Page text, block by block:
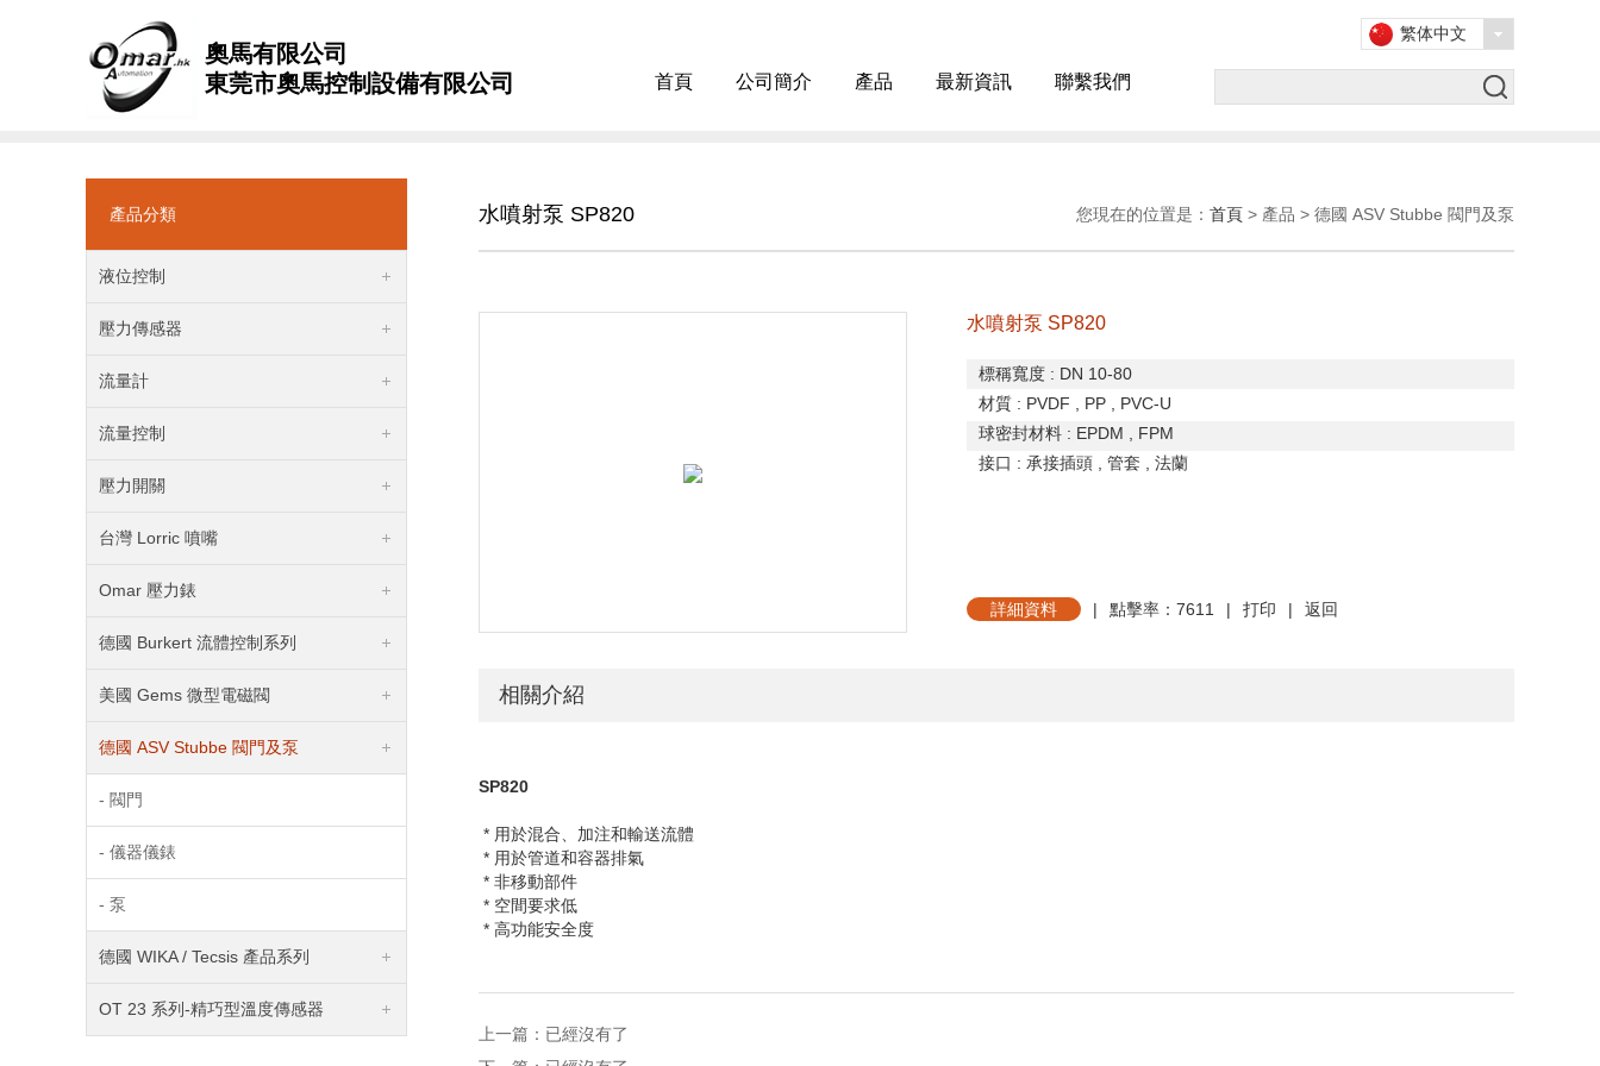
奧馬有限公司
東莞市奧馬控制設備有限公司
首頁 公司簡介 產品 最新資訊 聯繫我們
繁体中文
產品分類
液位控制
壓力傳感器
流量計
流量控制
壓力開關
台灣 Lorric 噴嘴
Omar 壓力錶
德國 Burkert 流體控制系列
美國 Gems 微型電磁閥
德國 ASV Stubbe 閥門及泵
- 閥門
- 儀器儀錶
- 泵
德國 WIKA / Tecsis 產品系列
OT 23 系列-精巧型溫度傳感器
水噴射泵 SP820 您現在的位置是： 首頁 > 產品 > 德國 ASV Stubbe 閥門及泵
水噴射泵 SP820
標稱寬度 : DN 10-80
材質 : PVDF , PP , PVC-U
球密封材料 : EPDM , FPM
接口 : 承接插頭 管套 法蘭
詳細資料 | 點擊率：7611 | 打印 | 返回
相關介紹
SP820
* 用於混合、加注和輸送流體
* 用於管道和容器排氣
* 非移動部件
* 空間要求低
* 高功能安全度
上一篇：已經沒有了